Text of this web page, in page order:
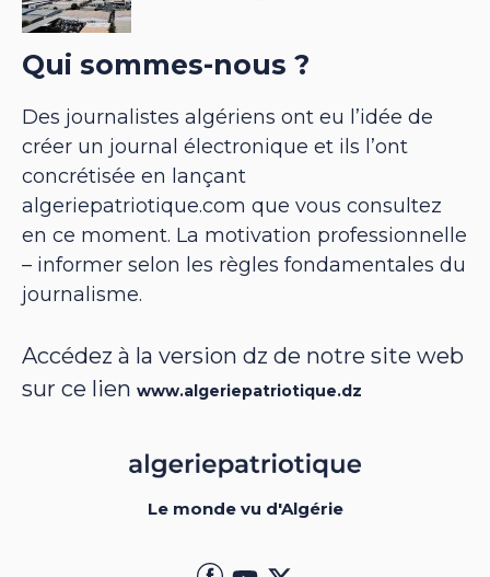
Qui sommes-nous ?
Des journalistes algériens ont eu l’idée de
créer un journal électronique et ils l’ont
concrétisée en lançant
algeriepatriotique.com que vous consultez
en ce moment. La motivation professionnelle
– informer selon les règles fondamentales du
journalisme.
Accédez à la version dz de notre site web
sur ce lien www.algeriepatriotique.dz
Le monde vu d'Algérie